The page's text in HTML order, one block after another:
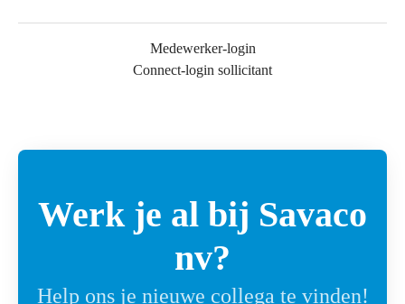
Medewerker-login
Connect-login sollicitant
Werk je al bij Savaco
nv?
Help ons je nieuwe collega te vinden!